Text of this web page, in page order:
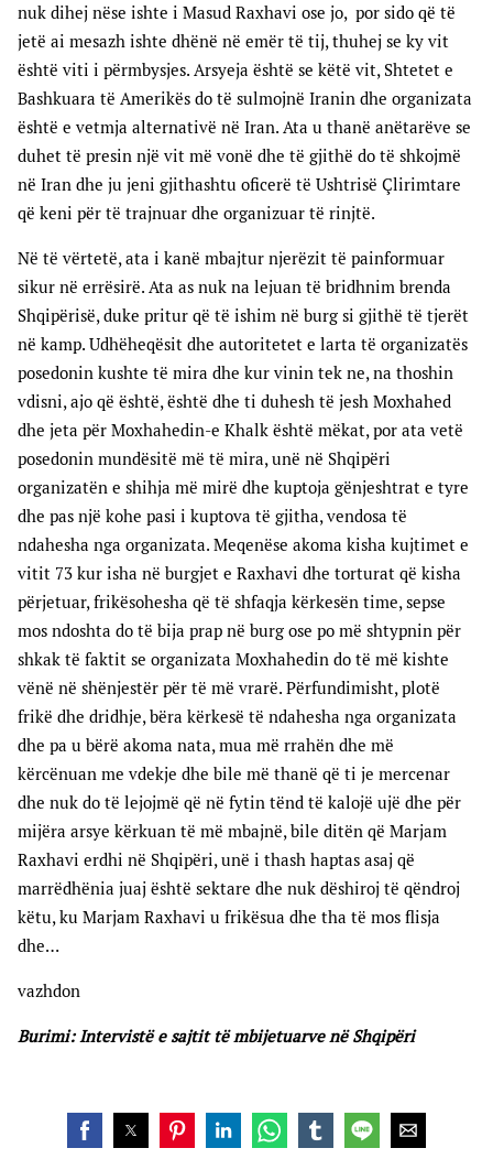
nuk dihej nëse ishte i Masud Raxhavi ose jo, por sido që të
jetë ai mesazh ishte dhënë në emër të tij, thuhej se ky vit
është viti i përmbysjes. Arsyeja është se këtë vit, Shtetet e
Bashkuara të Amerikës do të sulmojnë Iranin dhe organizata
është e vetmja alternativë në Iran. Ata u thanë anëtarëve se
duhet të presin një vit më vonë dhe të gjithë do të shkojmë
në Iran dhe ju jeni gjithashtu oficerë të Ushtrisë Çlirimtare
që keni për të trajnuar dhe organizuar të rinjtë.
Në të vërtetë, ata i kanë mbajtur njerëzit të painformuar
sikur në errësirë. Ata as nuk na lejuan të bridhnim brenda
Shqipërisë, duke pritur që të ishim në burg si gjithë të tjerët
në kamp. Udhëheqësit dhe autoritetet e larta të organizatës
posedonin kushte të mira dhe kur vinin tek ne, na thoshin
vdisni, ajo që është, është dhe ti duhesh të jesh Moxhahed
dhe jeta për Moxhahedin-e Khalk është mëkat, por ata vetë
posedonin mundësitë më të mira, unë në Shqipëri
organizatën e shihja më mirë dhe kuptoja gënjeshtrat e tyre
dhe pas një kohe pasi i kuptova të gjitha, vendosa të
ndahesha nga organizata. Meqenëse akoma kisha kujtimet e
vitit 73 kur isha në burgjet e Raxhavi dhe torturat që kisha
përjetuar, frikësohesha që të shfaqja kërkesën time, sepse
mos ndoshta do të bija prap në burg ose po më shtypnin për
shkak të faktit se organizata Moxhahedin do të më kishte
vënë në shënjestër për të më vrarë. Përfundimisht, plotë
frikë dhe dridhje, bëra kërkesë të ndahesha nga organizata
dhe pa u bërë akoma nata, mua më rrahën dhe më
kërcënuan me vdekje dhe bile më thanë që ti je mercenar
dhe nuk do të lejojmë që në fytin tënd të kalojë ujë dhe për
mijëra arsye kërkuan të më mbajnë, bile ditën që Marjam
Raxhavi erdhi në Shqipëri, unë i thash haptas asaj që
marrëdhënia juaj është sektare dhe nuk dëshiroj të qëndroj
këtu, ku Marjam Raxhavi u frikësua dhe tha të mos flisja
dhe…
vazhdon
Burimi: Intervistë e sajtit të mbijetuarve në Shqipëri